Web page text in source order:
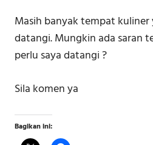
Masih banyak tempat kuliner
datangi. Mungkin ada saran
perlu saya datangi ?
Sila komen ya
Bagikan ini: